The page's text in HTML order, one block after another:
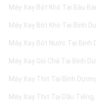
Máy Xay Bột Khô Tại Bàu
Máy Xay Bột Khô Tại Bình
Máy Xay Bột Nước Tại Bình
Máy Xay Giò Chả Tại Bình
Máy Xay Thịt Tại Bình
Máy Xay Thịt Tại Dầu Tiếng